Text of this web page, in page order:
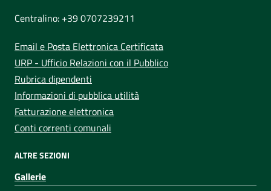
Centralino: +39 0707239211
Email e Posta Elettronica Certificata
URP - Ufficio Relazioni con il Pubblico
Rubrica dipendenti
Informazioni di pubblica utilità
Fatturazione elettronica
Conti correnti comunali
ALTRE SEZIONI
Gallerie